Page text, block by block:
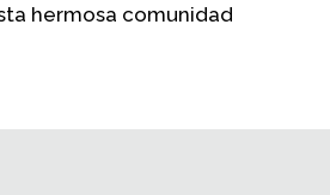
hermosa comunidad